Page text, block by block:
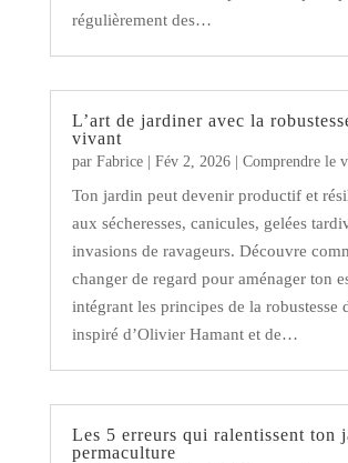
régulièrement des…
L’art de jardiner avec la
vivant
par Fabrice| Fév 2, 2026| Comprendre le
Ton jardin peut devenir productif et
aux sécheresses, canicules, gelées
invasions de ravageurs. Découvre
changer de regard pour aménager ton
intégrant les principes de la robustesse
inspiré d’Olivier Hamant et de…
Les 5 erreurs qui ralentissent ton
permaculture